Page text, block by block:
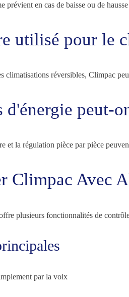
prévient en cas de baisse ou de
utilisé pour le
climatisations réversibles, Climpac
d'énergie peut-
la régulation pièce par pièce
Climpac Avec
plusieurs fonctionnalités de
par la voix